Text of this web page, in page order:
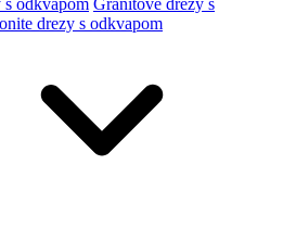
s odkvapom Granitové dřezy s
drezy s odkvapom